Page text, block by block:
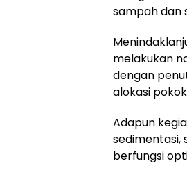
sampah dan
melakukan
dengan
alokasi
Adapun
sedimentasi,
berfungsi